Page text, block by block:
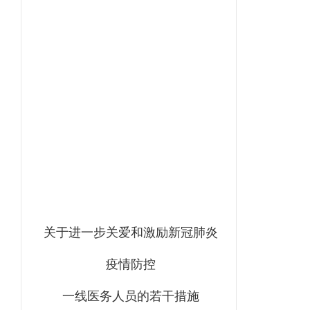
关于进一步关爱和激励新冠肺炎
疫情防控
一线医务人员的若干措施